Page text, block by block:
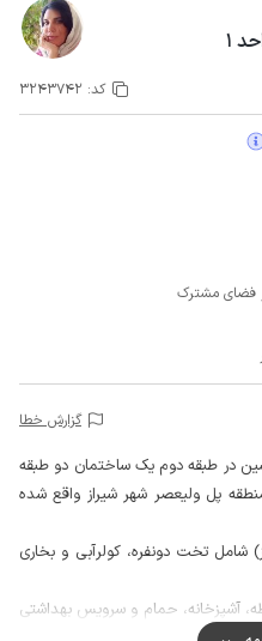
۱
کد: 3243742
گزارش خطا
دلنشین در طبقه دوم یک ساختمان دو طبقه
حدود 10 پله در منطقه پل ولیعصر شهر شیراز واقع شده
شامل تخت دونفره، کولرآبی و بخاری
آشپزخانه، حمام و سرویس بهداشتی